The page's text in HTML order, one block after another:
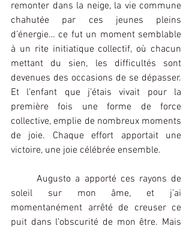
remonter dans la neige, la vie commune
chahutée par ces jeunes pleins
d’énergie… ce fut un moment semblable
à un rite initiatique collectif, où chacun
mettant du sien, les difficultés sont
devenues des occasions de se dépasser.
Et l’enfant que j’étais vivait pour la
première fois une forme de force
collective, emplie de nombreux moments
de joie. Chaque effort apportait une
victoire, une joie célébrée ensemble.
Augusto a apporté ces rayons de
soleil sur mon âme, et j’ai
momentanément arrêté de creuser ce
puit dans l’obscurité de mon être. Mais